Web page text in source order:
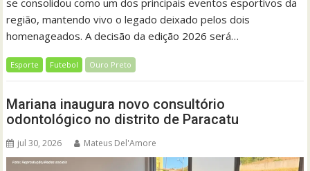
região, mantendo vivo o legado deixado pelos dois
homenageados. A decisão da edição 2026 será…
Esporte Futebol Ouro Preto
Mariana inaugura novo consultório
odontológico no distrito de Paracatu
jul 30, 2026 Mateus Del'Amore